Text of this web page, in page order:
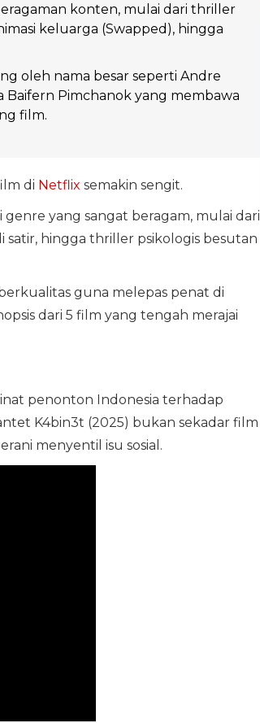
konten, mulai dari thriller
keluarga (Swapped), hingga
oleh nama besar seperti Andre
Baifern Pimchanok yang membawa
film.
di Netflix semakin sengit.
genre yang sangat beragam, mulai dari
satir, hingga thriller psikologis besutan
guna melepas penat di
dari 5 film yang tengah merajai
penonton Indonesia terhadap
K4bin3t (2025) bukan sekadar film
menyentil isu sosial.